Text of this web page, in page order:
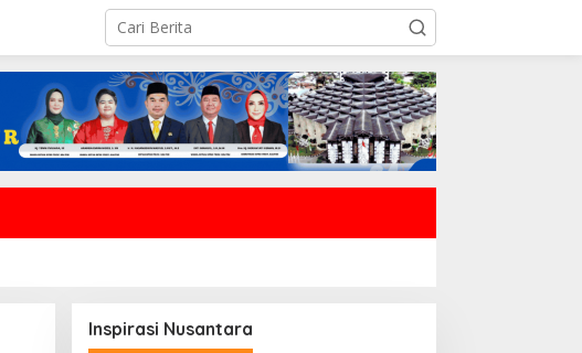
Inspirasi Nusantara